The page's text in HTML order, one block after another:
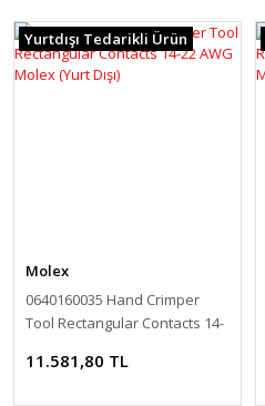
Yurtdışı Tedarikli Ürün
Molex
0640160035 Hand Crimper
Tool Rectangular Contacts 14-
11.581,80 TL